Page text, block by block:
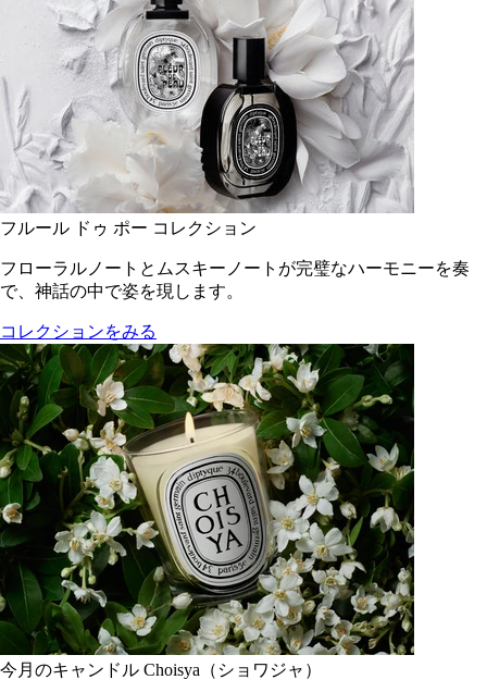
フルール ドゥ ポー コレクション
フローラルノートとムスキーノートが完璧なハーモニーを奏
で、神話の中で姿を現します。
コレクションをみる
今月のキャンドル Choisya（ショワジャ）